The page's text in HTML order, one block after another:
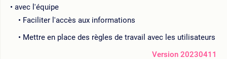
avec l'équipe
Faciliter l'accès aux informations
Mettre en place des règles de travail avec les utilisateurs
Version 20230411